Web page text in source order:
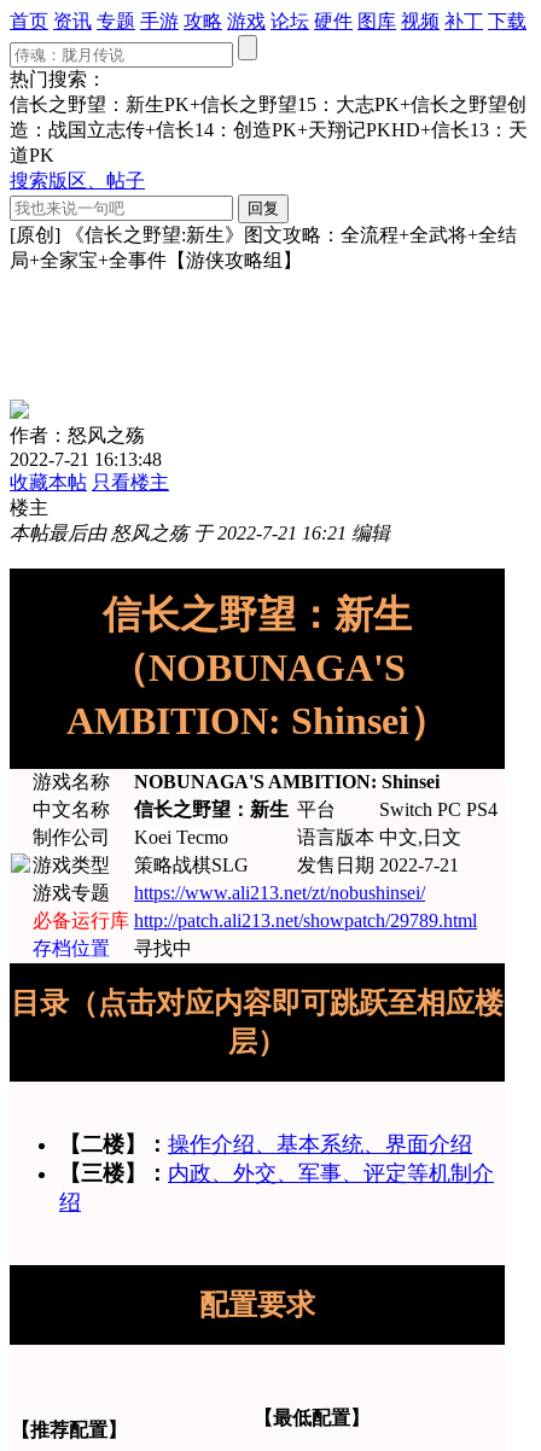
首页 资讯 专题 手游 攻略 游戏 论坛 硬件 图库 视频 补丁 下载
热门搜索：
信长之野望：新生PK+信长之野望15：大志PK+信长之野望创
造：战国立志传+信长14：创造PK+天翔记PKHD+信长13：天
道PK
搜索版区、帖子
[原创] 《信长之野望:新生》图文攻略：全流程+全武将+全结
局+全家宝+全事件【游侠攻略组】
作者：怒风之殇
2022-7-21 16:13:48
收藏本帖 只看楼主
楼主
本帖最后由 怒风之殇 于 2022-7-21 16:21 编辑
信长之野望：新生
（NOBUNAGA'S
AMBITION: Shinsei）
游戏名称
NOBUNAGA'S AMBITION: Shinsei
中文名称
信长之野望：新生 平台
Switch PC PS4
制作公司
Koei Tecmo 语言版本 中文,日文
游戏类型
策略战棋SLG 发售日期 2022-7-21
游戏专题
https://www.ali213.net/zt/nobushinsei/
必备运行库 http://patch.ali213.net/showpatch/29789.html
存档位置
寻找中
目录（点击对应内容即可跳跃至相应楼
层）
【二楼】： 操作介绍、基本系统、界面介绍
【三楼】： 内政、外交、军事、评定等机制介
绍
配置要求
【推荐配置】
【最低配置】